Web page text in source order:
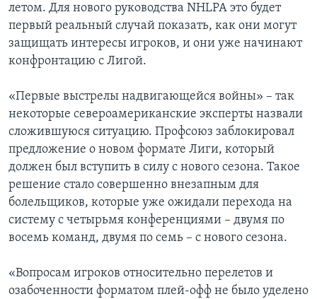
летом. Для нового руководства NHLPA это будет
первый реальный случай показать, как они могут
защищать интересы игроков, и они уже начинают
конфронтацию с Лигой.
«Первые выстрелы надвигающейся войны» – так
некоторые североамериканские эксперты назвали
сложившуюся ситуацию. Профсоюз заблокировал
предложение о новом формате Лиги, который
должен был вступить в силу с нового сезона. Такое
решение стало совершенно внезапным для
болельщиков, которые уже ожидали перехода на
систему с четырьмя конференциями – двумя по
восемь команд, двумя по семь – с нового сезона.
«Вопросам игроков относительно перелетов и
озабоченности форматом плей-офф не было уделено